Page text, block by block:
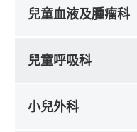
兒童血液及腫瘤科
兒童呼吸科
小兒外科